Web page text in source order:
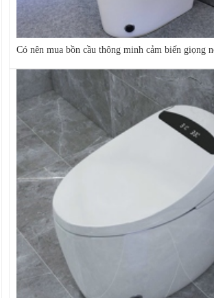
Có nên mua bồn cầu thông minh cảm biến giọng